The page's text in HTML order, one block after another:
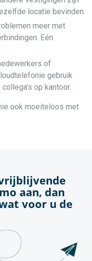
locatie bevinden.
meer met
Eén
of
gebruik
op kantoor.
ook moeiteloos met
aan, dan
voor u de